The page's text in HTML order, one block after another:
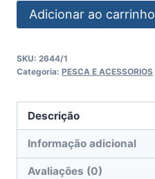
Adicionar ao carrinho
SKU: 2644/1
Categoria: PESCA E ACESSORIOS
Descrição
Informação adicional
Avaliações (0)